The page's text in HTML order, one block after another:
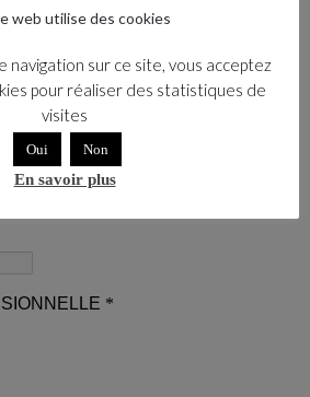
web utilise des cookies
navigation sur ce site, vous acceptez
pour réaliser des statistiques de
visites
Oui Non
En savoir plus